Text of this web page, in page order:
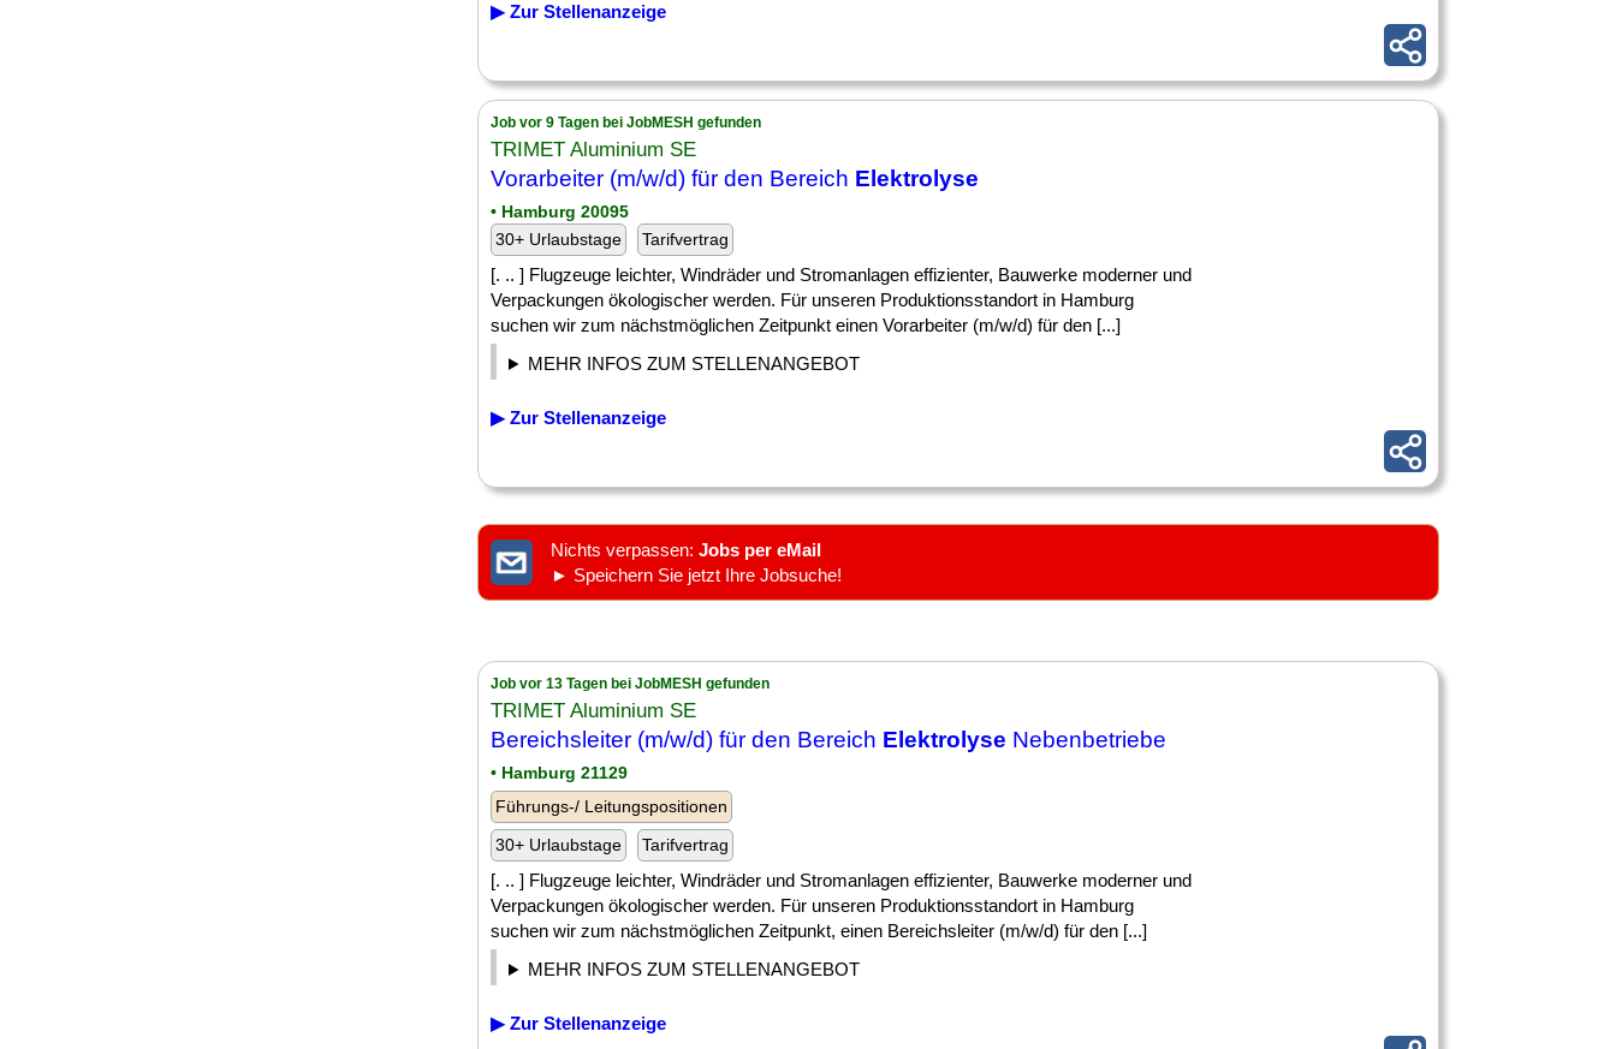
▶ Zur Stellenanzeige
Job vor 9 Tagen bei JobMESH gefunden
TRIMET Aluminium SE
Vorarbeiter (m/w/d) für den Bereich Elektrolyse
• Hamburg 20095
30+ Urlaubstage
Tarifvertrag
[. .. ] Flugzeuge leichter, Windräder und Stromanlagen effizienter, Bauwerke moderner und
Verpackungen ökologischer werden. Für unseren Produktionsstandort in Hamburg
suchen wir zum nächstmöglichen Zeitpunkt einen Vorarbeiter (m/w/d) für den [...]
MEHR INFOS ZUM STELLENANGEBOT
▶ Zur Stellenanzeige
Nichts verpassen: Jobs per eMail
► Speichern Sie jetzt Ihre Jobsuche!
Job vor 13 Tagen bei JobMESH gefunden
TRIMET Aluminium SE
Bereichsleiter (m/w/d) für den Bereich Elektrolyse Nebenbetriebe
• Hamburg 21129
Führungs-/ Leitungspositionen
30+ Urlaubstage
Tarifvertrag
[. .. ] Flugzeuge leichter, Windräder und Stromanlagen effizienter, Bauwerke moderner und
Verpackungen ökologischer werden. Für unseren Produktionsstandort in Hamburg
suchen wir zum nächstmöglichen Zeitpunkt, einen Bereichsleiter (m/w/d) für den [...]
MEHR INFOS ZUM STELLENANGEBOT
▶ Zur Stellenanzeige